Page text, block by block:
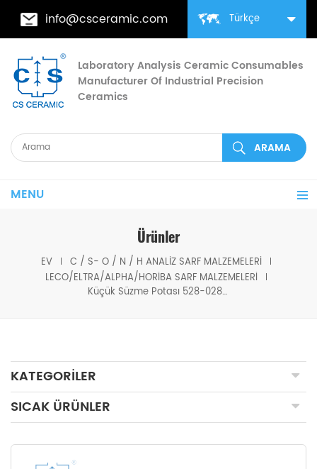
Türkçe
info@csceramic.com
Laboratory Analysis Ceramic Consumables
Manufacturer Of Industrial Precision
Ceramics
MENU
Ürünler
EV
C / S- O / N / H ANALIZ SARF MALZEMELERI
LECO/ELTRA/ALPHA/HORIBA SARF MALZEMELERI
Küçük Süzme Potası 528-028/528-028-500
KATEGORILER
SICAK ÜRÜNLER